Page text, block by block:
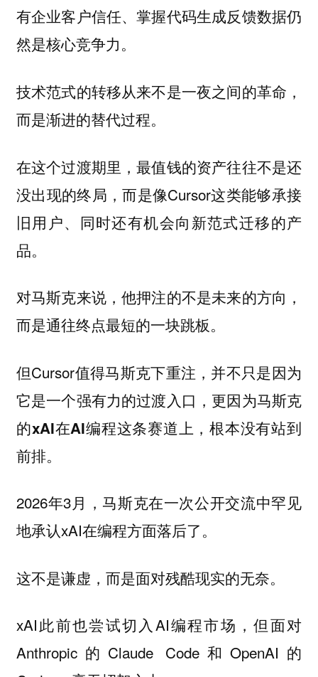
有企业客户信任、掌握代码生成反馈数据仍
然是核心竞争力。
技术范式的转移从来不是一夜之间的革命，
而是渐进的替代过程。
在这个过渡期里，最值钱的资产往往不是还
没出现的终局，而是像Cursor这类能够承接
旧用户、同时还有机会向新范式迁移的产
品。
对马斯克来说，他押注的不是未来的方向，
而是通往终点最短的一块跳板。
但Cursor值得马斯克下重注， 并不只是因为
它是一个强有力的过渡入口，更因为马斯克
的xAI在AI编程这条赛道上，根本没有站到
前排。
2026年3月，马斯克在一次公开交流中罕见
地承认xAI在编程方面落后了。
这不是谦虚，而是面对残酷现实的无奈。
xAI此前也尝试切入AI编程市场，但面对
Anthropic的Claude Code和OpenAI的